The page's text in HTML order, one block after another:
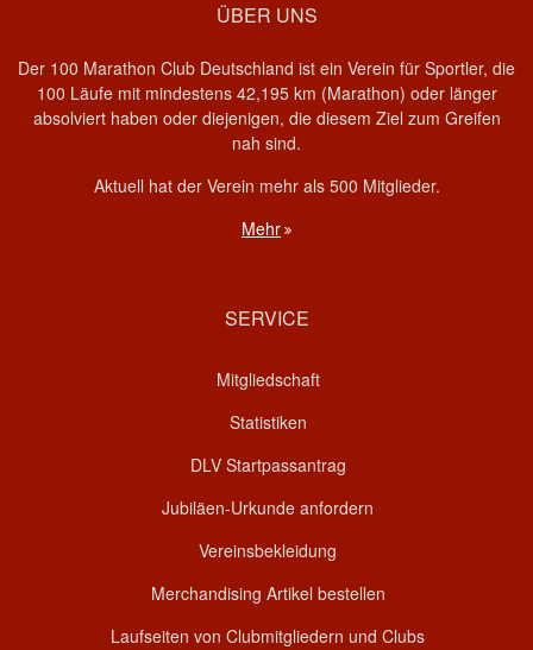
ÜBER UNS
Der 100 Marathon Club Deutschland ist ein Verein für Sportler, die
100 Läufe mit mindestens 42,195 km (Marathon) oder länger
absolviert haben oder diejenigen, die diesem Ziel zum Greifen
nah sind.
Aktuell hat der Verein mehr als 500 Mitglieder.
Mehr
SERVICE
Mitgliedschaft
Statistiken
DLV Startpassantrag
Jubiläen-Urkunde anfordern
Vereinsbekleidung
Merchandising Artikel bestellen
Laufseiten von Clubmitgliedern und Clubs